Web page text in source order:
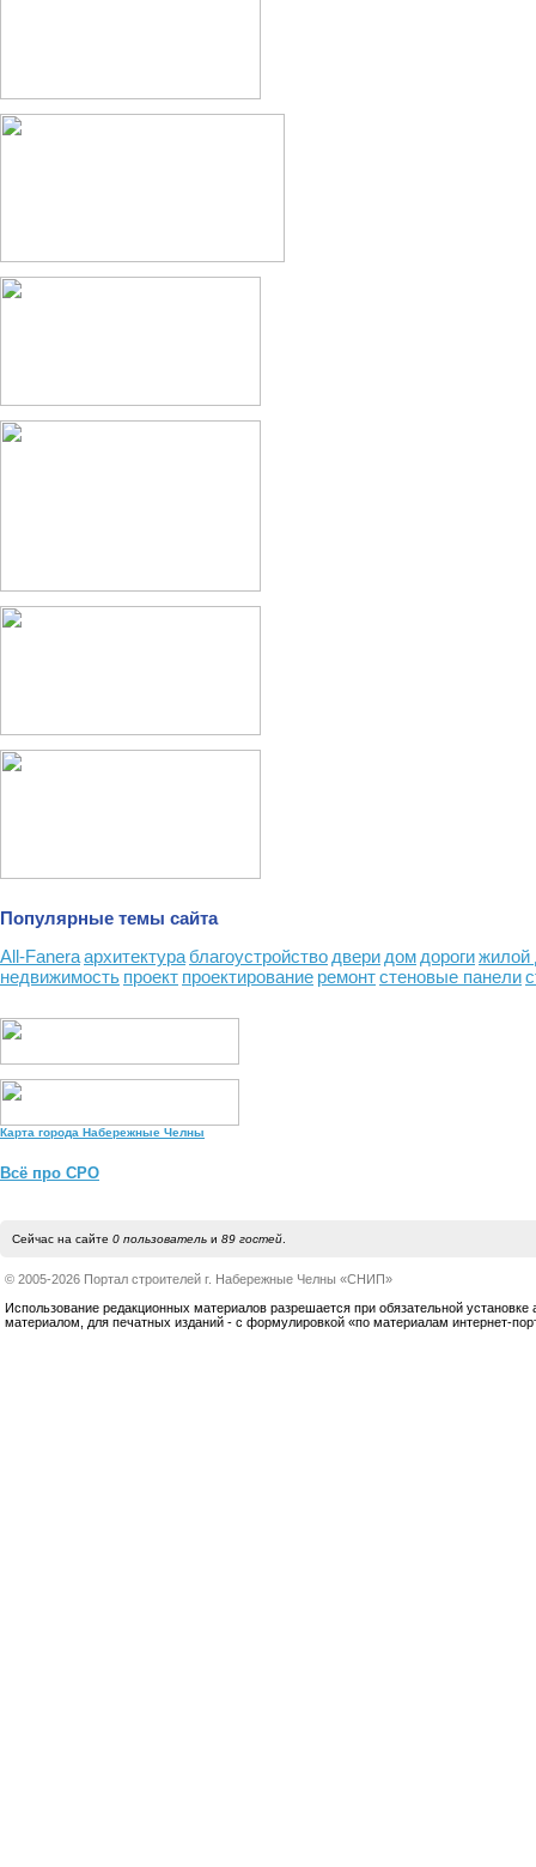
Популярные темы сайта
All-Faneraархитектура благоустройство двери дом дорогижилой
недвижимость проект проектирование ремонтстеновые панели
Карта города Набережные Челны
Всё про СРО
Сейчас на сайте 0 пользовательи 89 гостей.
© 2005-2026 Портал строителей г. Набережные Челны «СНИП»
Использование редакционных материалов разрешается при обязательной установке
материалом, для печатных изданий - с формулировкой «по материалам интернет-